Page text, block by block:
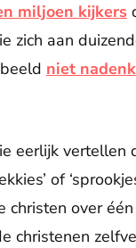
miljoen kijkers
zich aan
niet
eerlijk
of
over
christenen